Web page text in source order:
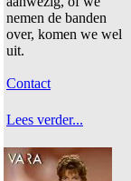
nemen de banden
over, komen we wel
uit.
Contact
Lees verder...